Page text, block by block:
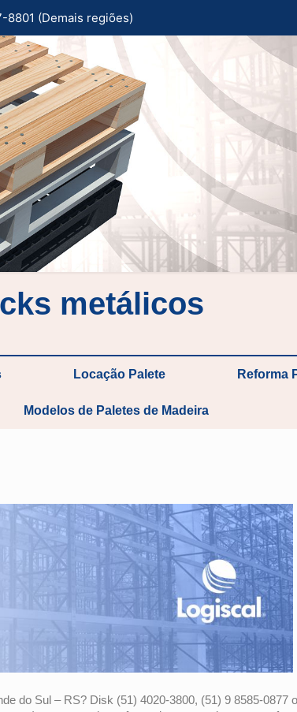
8801 (Demais regiões)
metálicos
Locação Palete Reforma
Modelos de Paletes de Madeira
do Sul – RS? Disk (51) 4020-3800, (51) 9 8585-0877